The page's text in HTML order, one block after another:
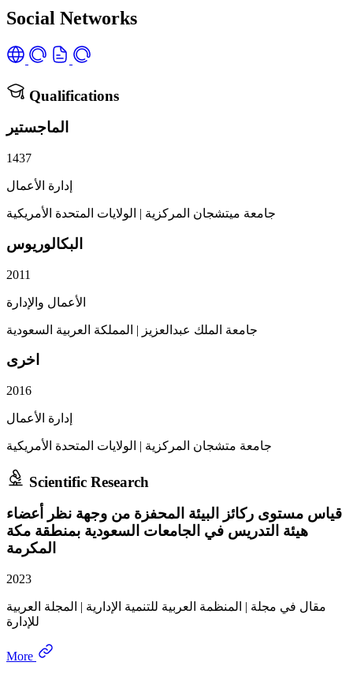
Social Networks
Qualifications
الماجستير
1437
إدارة الأعمال
جامعة ميتشجان المركزية | الولايات المتحدة الأمريكية
البكالوريوس
2011
الأعمال والإدارة
جامعة الملك عبدالعزيز | المملكة العربية السعودية
اخرى
2016
إدارة الأعمال
جامعة متشجان المركزية | الولايات المتحدة الأمريكية
Scientific Research
قياس مستوى ركائز البيئة المحفزة من وجهة نظر أعضاء
هيئة التدريس في الجامعات السعودية بمنطقة مكة
المكرمة
2023
مقال في مجلة | المنظمة العربية للتنمية الإدارية | المجلة العربية
للإدارة
More